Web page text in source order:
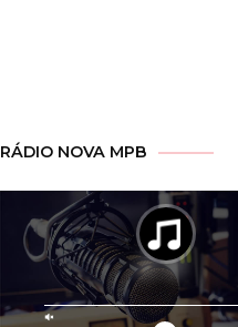
RÁDIO NOVA MPB